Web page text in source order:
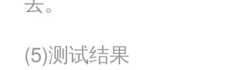
(5)测试结果